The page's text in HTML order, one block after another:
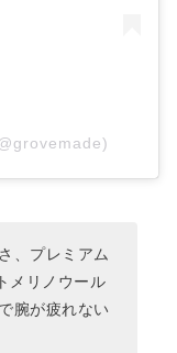
、プレミアム
メリノウール
腕が疲れない